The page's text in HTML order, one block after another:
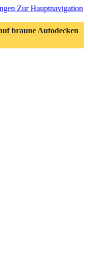
Zur Hauptnavigation
braune Autodecken